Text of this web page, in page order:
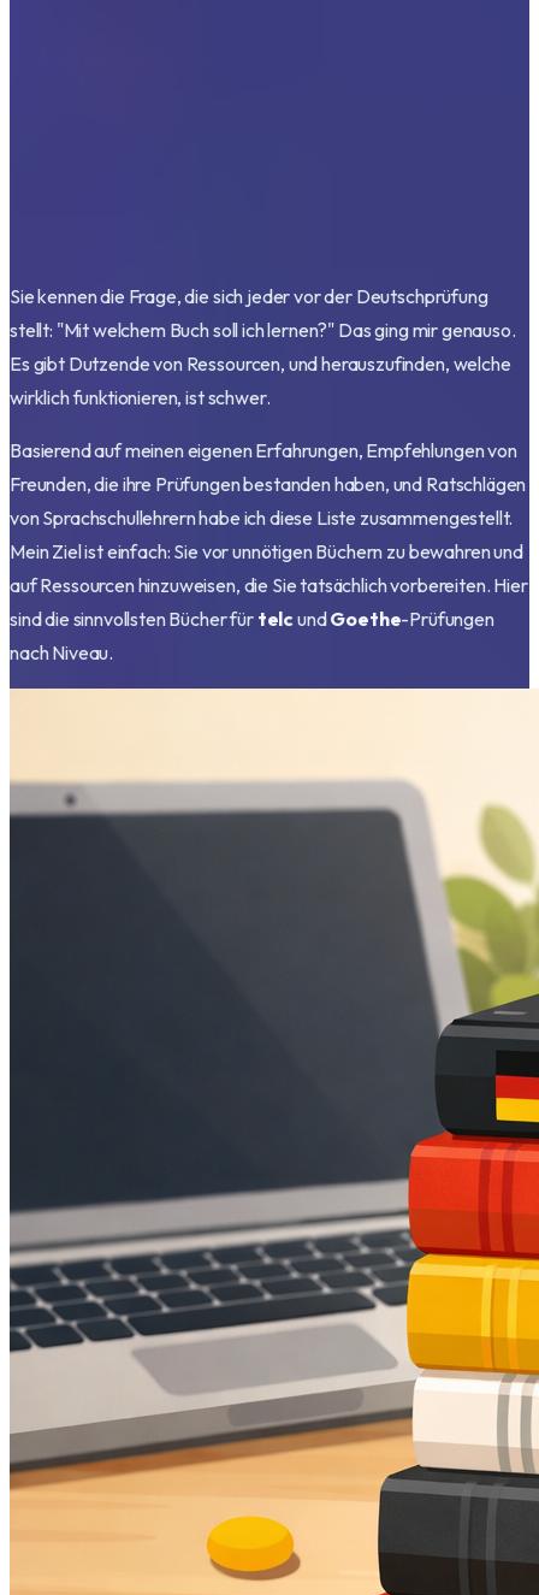
Sie kennen die Frage, die sich jeder vor der Deutschprüfung
stellt: "Mit welchem Buch soll ich lernen?" Das ging mir genauso.
Es gibt Dutzende von Ressourcen, und herauszufinden, welche
wirklich funktionieren, ist schwer.
Basierend auf meinen eigenen Erfahrungen, Empfehlungen von
Freunden, die ihre Prüfungen bestanden haben, und Ratschlägen
von Sprachschullehrern habe ich diese Liste zusammengestellt.
Mein Ziel ist einfach: Sie vor unnötigen Büchern zu bewahren und
auf Ressourcen hinzuweisen, die Sie tatsächlich vorbereiten. Hier
sind die sinnvollsten Bücher für telcundGoethe-Prüfungen
nach Niveau.